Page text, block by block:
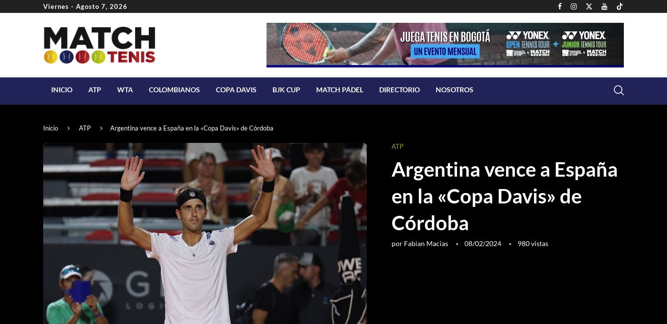
Viernes - Agosto 7, 2026
INICIO ATP WTA COLOMBIANOS COPA DAVIS BJK CUP MATCH PÁDEL DIRECTORIO NOSOTROS
Inicio ATP Argentina vence a España en la «Copa Davis» de Córdoba
ATP
Argentina vence a España
en la «Copa Davis» de
Córdoba
por Fabian Macias 08/02/2024 980vistas